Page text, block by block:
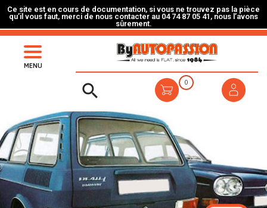
Ce site est en cours de documentation, si vous ne trouvez pas la pièce
qu’il vous faut, merci de nous contacter au 04 74 87 05 41, nous l’avons
sûrement.
MENU
 0